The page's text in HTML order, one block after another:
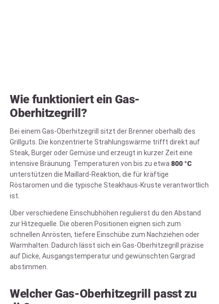
Wie funktioniert ein Gas-
Oberhitzegrill?
Bei einem Gas-Oberhitzegrill sitzt der Brenner oberhalb des
Grillguts. Die konzentrierte Strahlungswärme trifft direkt auf
Steak, Burger oder Gemüse und erzeugt in kurzer Zeit eine
intensive Bräunung. Temperaturen von bis zu etwa 800 °C
unterstützen die Maillard-Reaktion, die für kräftige
Röstaromen und die typische Steakhaus-Kruste verantwortlich
ist.
Über verschiedene Einschubhöhen regulierst du den Abstand
zur Hitzequelle. Die oberen Positionen eignen sich zum
schnellen Anrösten, tiefere Einschübe zum Nachziehen oder
Warmhalten. Dadurch lässt sich ein Gas-Oberhitzegrill präzise
auf Dicke, Ausgangstemperatur und gewünschten Gargrad
abstimmen.
Welcher Gas-Oberhitzegrill passt zu